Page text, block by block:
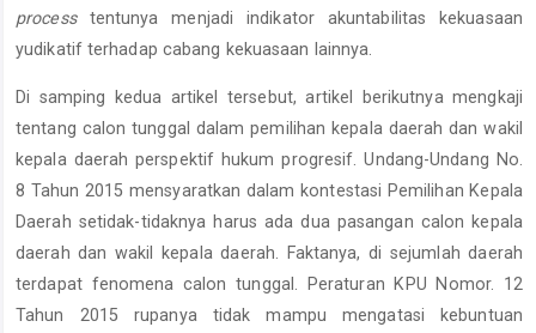
processtentunya menjadi indikator akuntabilitas kekuasaan
yudikatif terhadap cabang kekuasaan lainnya.
Di samping kedua artikel tersebut, artikel berikutnya mengkaji
tentang calon tunggal dalam pemilihan kepala daerah dan wakil
kepala daerah perspektif hukum progresif. Undang-Undang No.
8 Tahun 2015 mensyaratkan dalam kontestasi Pemilihan Kepala
Daerah setidak-tidaknya harus ada dua pasangan calon kepala
daerah dan wakil kepala daerah. Faktanya, di sejumlah daerah
terdapat fenomena calon tunggal. Peraturan KPU Nomor. 12
Tahun 2015 rupanya tidak mampu mengatasi kebuntuan